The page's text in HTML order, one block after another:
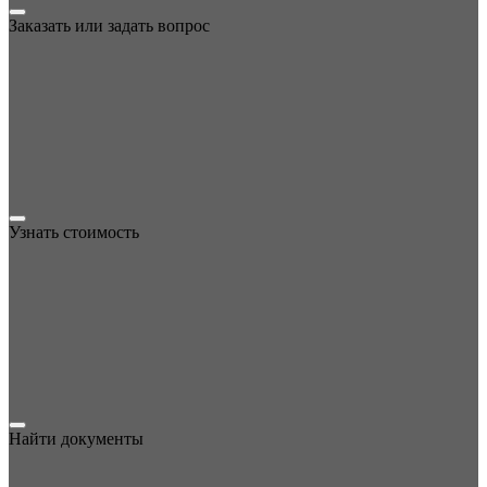
Заказать или задать вопрос
Узнать стоимость
Найти документы